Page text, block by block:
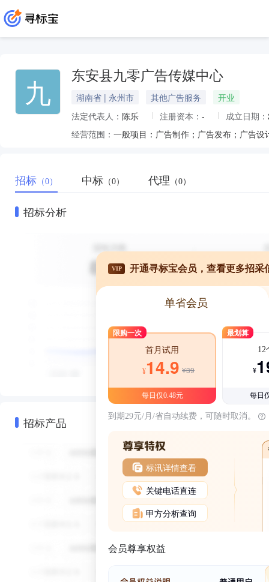
九 东安县九零广告传媒中心
湖南省 | 永州市 其他广告服务
开业
法定代表人： 陈乐 注册资本： - 成立日期：
经营范围：
招标 （0） 中标 （0） 代理 （0）
招标分析
招标产品
VIP 开通寻标宝会员，查看更多招采
单省会员
限购一次
首月试用
¥14.9 ¥39
每日仅0.48元
最划算
12
¥
每日
到期29元/月/省自动续费，可随时取消。
标讯详情查看
关键电话直连
甲方分析查询
会员尊享权益